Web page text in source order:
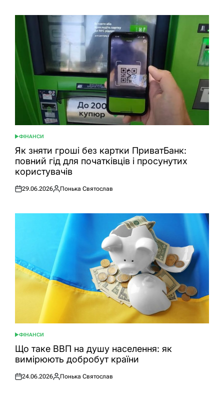
ОПУБЛІКУВАТИ
У
ФІНАНСИ
Як зняти гроші без картки ПриватБанк:
повний гід для початківців і просунутих
користувачів
Оприлюднено
29.06.2026
Опубліковано
Понька Святослав
ОПУБЛІКУВАТИ
У
ФІНАНСИ
Що таке ВВП на душу населення: як
вимірюють добробут країни
Оприлюднено
24.06.2026
Опубліковано
Понька Святослав